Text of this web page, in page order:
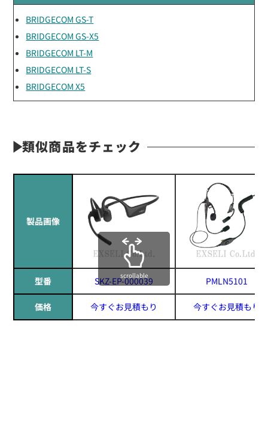
BRIDGECOM GS-T
BRIDGECOM GS-X5
BRIDGECOM LT-M
BRIDGECOM LT-S
BRIDGECOM X5
類似商品をチェック
製品画像
型番 SKZ-EP-000039 PMLN5101
価格 今すぐお見積もり 今すぐお見積もり
scrollable